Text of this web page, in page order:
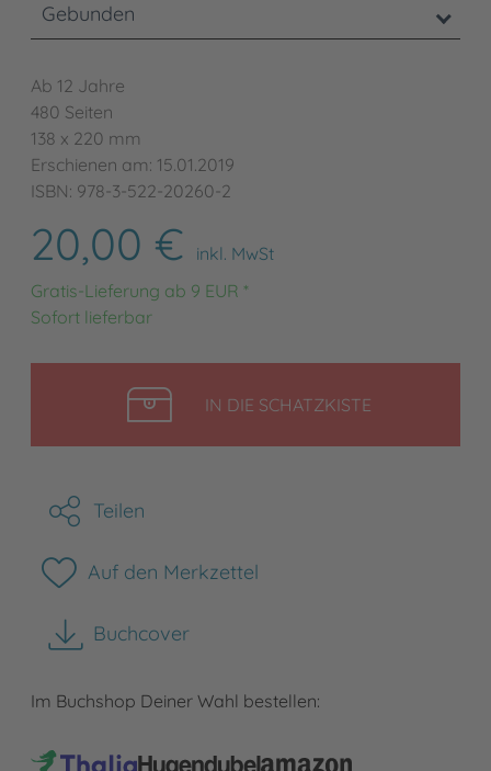
Gebunden
Ab 12 Jahre
480 Seiten
138 x 220 mm
Erschienen am: 15.01.2019
ISBN: 978-3-522-20260-2
20,00 €
inkl. MwSt
Gratis-Lieferung ab 9 EUR *
Sofort lieferbar
IN DIE SCHATZKISTELEGEN
Teilen
Auf den Merkzettel
Buchcover
herunterladen
Im Buchshop Deiner Wahl bestellen: